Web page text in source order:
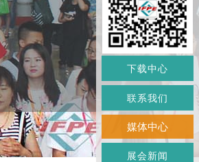
下载中心
联系我们
媒体中心
展会新闻